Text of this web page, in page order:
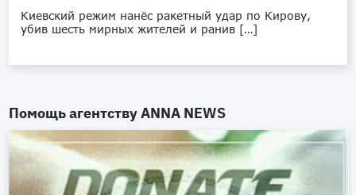
Киевский режим нанёс ракетный удар по Кирову,
убив шесть мирных жителей и ранив […]
Помощь агентствуANNA NEWS